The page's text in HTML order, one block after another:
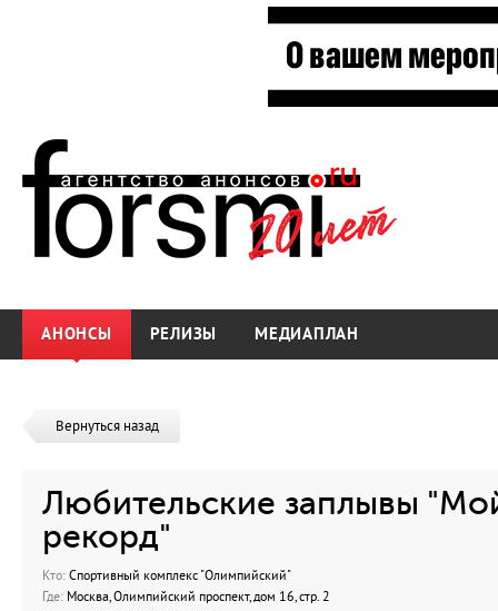
АНОНСЫ РЕЛИЗЫ МЕДИАПЛАН
Вернуться назад
Любительские заплывы
рекорд"
Кто: Спортивный комплекс "Олимпийский"
Где: Москва, Олимпийский проспект, дом 16, стр. 2